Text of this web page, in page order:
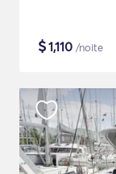
$1,110 /noite